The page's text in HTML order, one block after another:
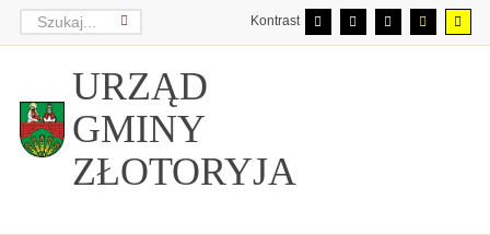
Kontrast
URZĄD
GMINY
ZŁOTORYJA